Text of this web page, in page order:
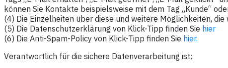
können Sie Kontakte beispielsweise mit dem Tag „Kunde“
(4) Die Einzelheiten über diese und weitere Möglichkeiten,
(5) Die Datenschutzerklärung von Klick-Tipp finden Sie hier
(6) Die Anti-Spam-Policy von Klick-Tipp finden Sie hier.
Verantwortlich für die sichere Datenverarbeitung ist: